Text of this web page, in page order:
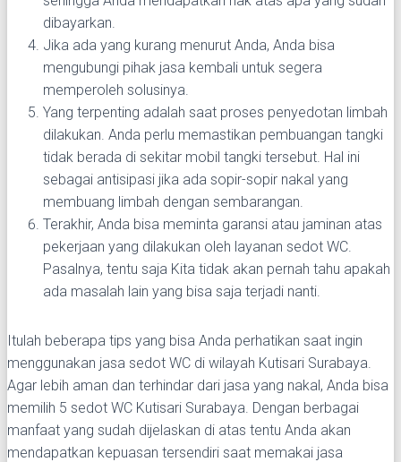
dibayarkan.
Jika ada yang kurang menurut Anda, Anda bisa
mengubungi pihak jasa kembali untuk segera
memperoleh solusinya.
Yang terpenting adalah saat proses penyedotan limbah
dilakukan. Anda perlu memastikan pembuangan tangki
tidak berada di sekitar mobil tangki tersebut. Hal ini
sebagai antisipasi jika ada sopir-sopir nakal yang
membuang limbah dengan sembarangan.
Terakhir, Anda bisa meminta garansi atau jaminan atas
pekerjaan yang dilakukan oleh layanan sedot WC.
Pasalnya, tentu saja Kita tidak akan pernah tahu apakah
ada masalah lain yang bisa saja terjadi nanti.
Itulah beberapa tips yang bisa Anda perhatikan saat ingin
menggunakan jasa sedot WC di wilayah Kutisari Surabaya.
Agar lebih aman dan terhindar dari jasa yang nakal, Anda bisa
memilih 5 sedot WC Kutisari Surabaya. Dengan berbagai
manfaat yang sudah dijelaskan di atas tentu Anda akan
mendapatkan kepuasan tersendiri saat memakai jasa